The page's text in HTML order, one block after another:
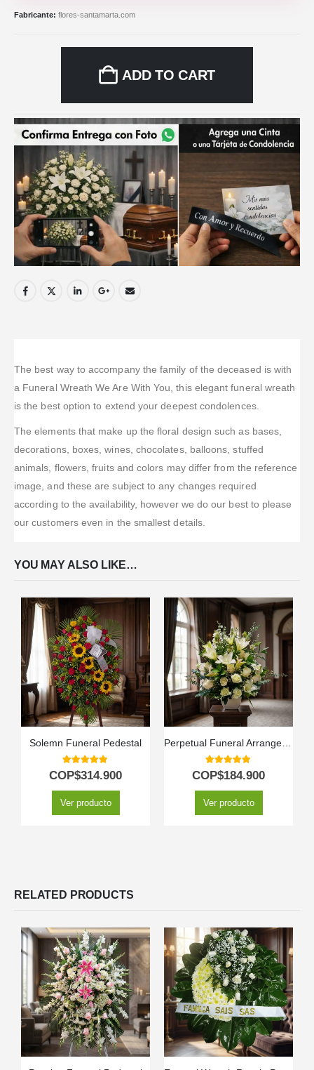
Fabricante: flores-santamarta.com
ADD TO CART
The best way to accompany the family of the deceased is with
a Funeral Wreath We Are With You, this elegant funeral wreath
is the best option to extend your deepest condolences.
The elements that make up the floral design such as bases,
decorations, boxes, wines, chocolates, balloons, stuffed
animals, flowers, fruits and colors may differ from the reference
image, and these are subject to any changes required
according to the availability, however we do our best to please
our customers even in the smallest details.
YOU MAY ALSO LIKE…
Solemn Funeral Pedestal
5.00out of 5
COP$314.900
Ver producto
Perpetual Funeral Arrangement
5.00out of 5
COP$184.900
Ver producto
RELATED PRODUCTS